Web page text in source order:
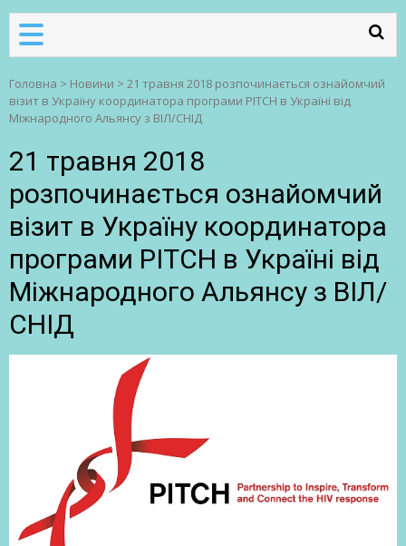
Головна > Новини > 21 травня 2018 розпочинається ознайомчий
візит в Україну координатора програми PITCH в Україні від
Міжнародного Альянсу з ВІЛ/СНІД
21 травня 2018
розпочинається ознайомчий
візит в Україну координатора
програми PITCH в Україні від
Міжнародного Альянсу з ВІЛ/
СНІД